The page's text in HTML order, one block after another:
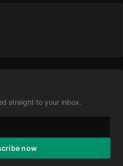
straight to your inbox.
now